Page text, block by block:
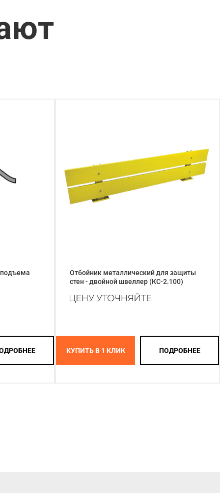
подъема
Отбойник металлический для защиты
стен - двойной швеллер (КС-2.100)
КУПИТЬ В 1 КЛИК ПОДРОБНЕЕ